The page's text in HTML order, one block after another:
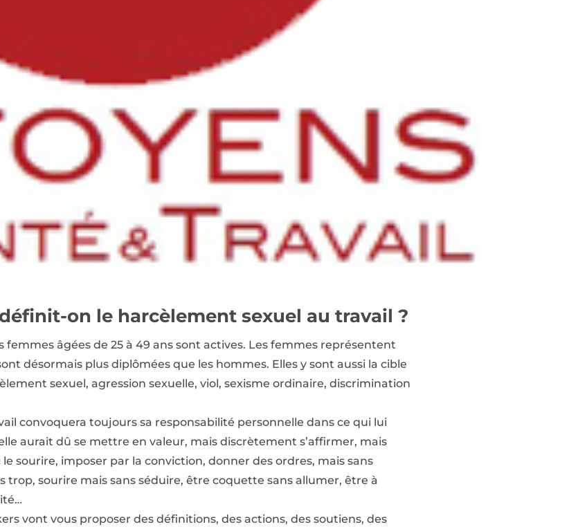
on le harcèlement sexuel au travail ?
femmes âgées de 25 à 49 ans sont actives. Les femmes représentent
désormais plus diplômées que les hommes. Elles y sont aussi la cible
sexuel, agression sexuelle, viol, sexisme ordinaire, discrimination
convoquera toujours sa responsabilité personnelle dans ce qui lui
aurait dû se mettre en valeur, mais discrètement s’affirmer, mais
sourire, imposer par la conviction, donner des ordres, mais sans
trop, sourire mais sans séduire, être coquette sans allumer, être à
vont vous proposer des définitions, des actions, des soutiens, des